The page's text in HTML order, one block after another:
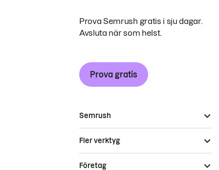
Prova Semrush gratis i sju dagar.
Avsluta när som helst.
Prova gratis
Semrush
Fler verktyg
Företag